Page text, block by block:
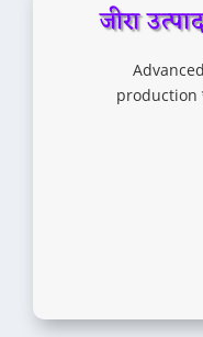
जीरा
production